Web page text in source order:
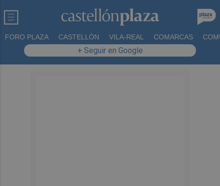
FORO PLAZA CASTELLÓN VILA-REAL COMARCAS
+ Seguir en Google